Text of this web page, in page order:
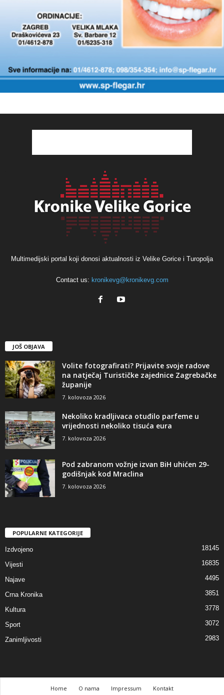
Multimedijski portal koji donosi aktualnosti iz Velike Gorice i Turopolja
Contact us: kronikevg@kronikevg.com
JOŠ OBJAVA
Volite fotografirati? Prijavite svoje radove
na natječaj Turističke zajednice Zagrebačke
županije
7. kolovoza 2026
Nekoliko kradljivaca otuđilo parfeme u
vrijednosti nekoliko tisuća eura
7. kolovoza 2026
Pod zabranom vožnje izvan BiH uhićen 29-
godišnjak kod Mraclina
7. kolovoza 2026
POPULARNE KATEGORIJE
Izdvojeno 18145
Vijesti 16835
Najave 4495
Crna Kronika 3851
Kultura 3778
Sport 3072
Zanimljivosti 2983
Home O nama Impressum Kontakt